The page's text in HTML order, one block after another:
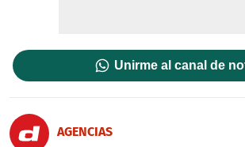
Unirme al canal de
AGENCIAS